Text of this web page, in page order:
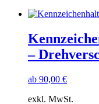
–
ab 90,00 €
exkl. MwSt.